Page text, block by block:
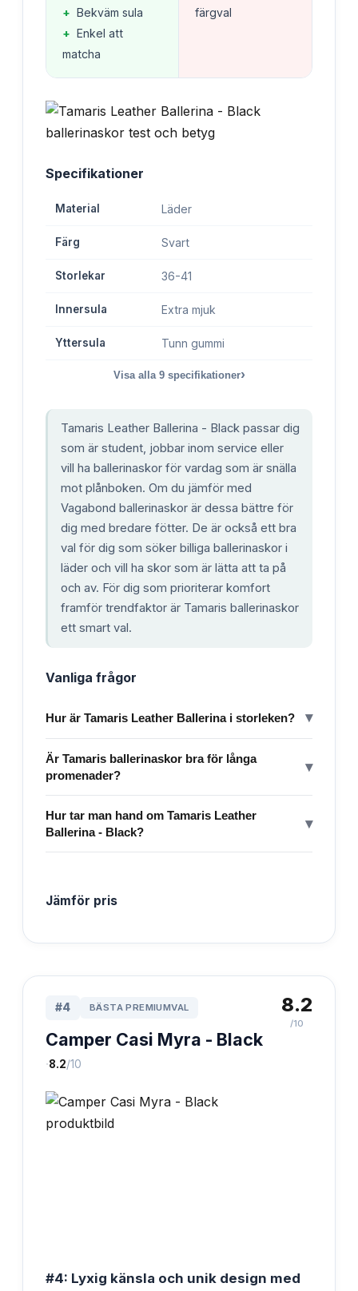
+ Bekväm sula
+ Enkel att
matcha
färgval
Specifikationer
Material Läder
Färg Svart
Storlekar 36-41
Innersula Extra mjuk
Yttersula Tunn gummi
Visa alla 9specifikationer›
Tamaris Leather Ballerina - Black passar dig
som är student, jobbar inom service eller
vill ha ballerinaskor för vardag som är snälla
mot plånboken. Om du jämför med
Vagabond ballerinaskor är dessa bättre för
dig med bredare fötter. De är också ett bra
val för dig som söker billiga ballerinaskor i
läder och vill ha skor som är lätta att ta på
och av. För dig som prioriterar komfort
framför trendfaktor är Tamaris ballerinaskor
ett smart val.
Vanliga frågor
Hur är Tamaris Leather Ballerina i storleken? ▾
Är Tamaris ballerinaskor bra för långa
promenader?
▾
Hur tar man hand om Tamaris Leather
Ballerina - Black?
▾
Jämför pris
#4 BÄSTA PREMIUMVAL
Camper Casi Myra - Black
·8.2/10
8.2
/10
#4: Lyxig känsla och unik design med